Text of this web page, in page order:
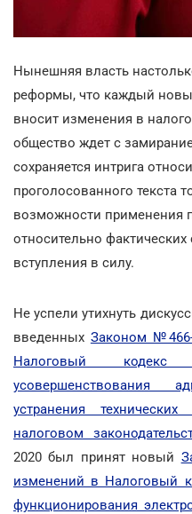
Нынешняя власть
реформы, что каждый
вносит изменения в
общество ждет с
сохраняется интрига
проголосованного текста
возможности применения
относительно
вступления в силу.
Не успели утихнуть
введенных Законом
Налоговый кодекс
усовершенствования
устранения
налоговом
2020 был принят новый
изменений в Налоговый
функционирования